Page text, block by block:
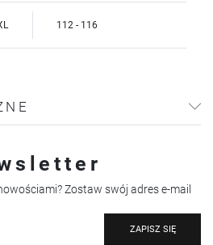
112 - 116
Zostaw swój adres e-mail
ZAPISZ SIĘ